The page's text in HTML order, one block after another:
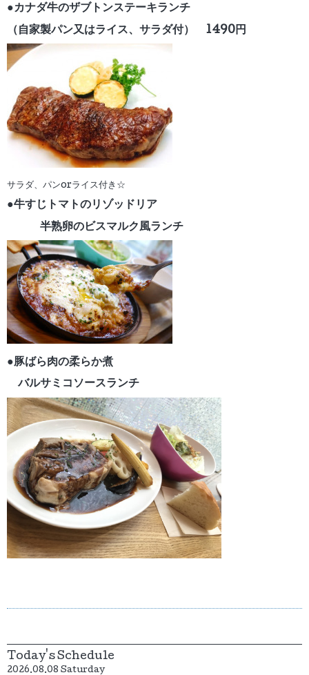
●カナダ牛のザブトンステーキランチ
（自家製パン又はライス、サラダ付） 1490円
サラダ、パンorライス付き☆
●牛すじトマトのリゾッドリア
半熟卵のビスマルク風ランチ
●豚ばら肉の柔らか煮
バルサミコソースランチ
Today's Schedule
2026.08.08 Saturday